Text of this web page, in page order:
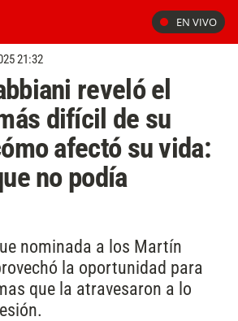
EN VIVO
21:32
reveló el
difícil de su
afectó su vida:
no podía
nominada a los Martín
la oportunidad para
que la atravesaron a lo